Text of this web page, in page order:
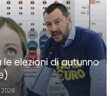
elezioni di autunno